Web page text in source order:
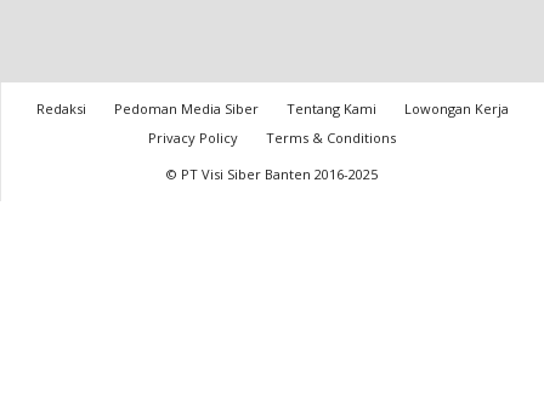
Redaksi Pedoman Media Siber Tentang Kami
Lowongan Kerja
Privacy Policy
Terms & Conditions
© PT Visi Siber Banten 2016-2025